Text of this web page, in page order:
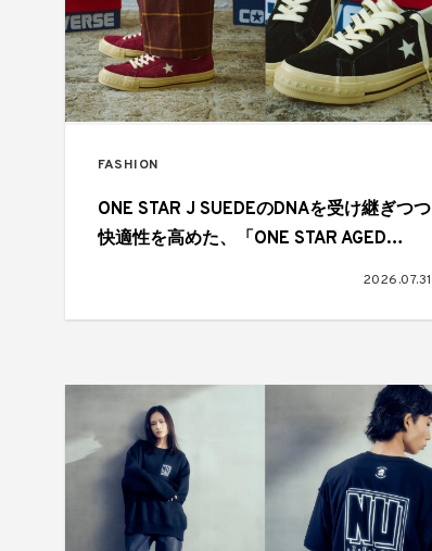
FASHION
ONE STAR J SUEDEのDNAを受け継ぎつつ
快適性を高めた、「ONE STAR AGED
2026.07.31